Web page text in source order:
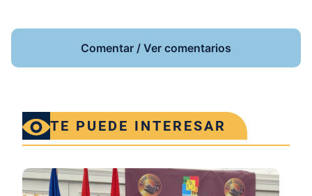
Comentar / Ver comentarios
TE PUEDE INTERESAR